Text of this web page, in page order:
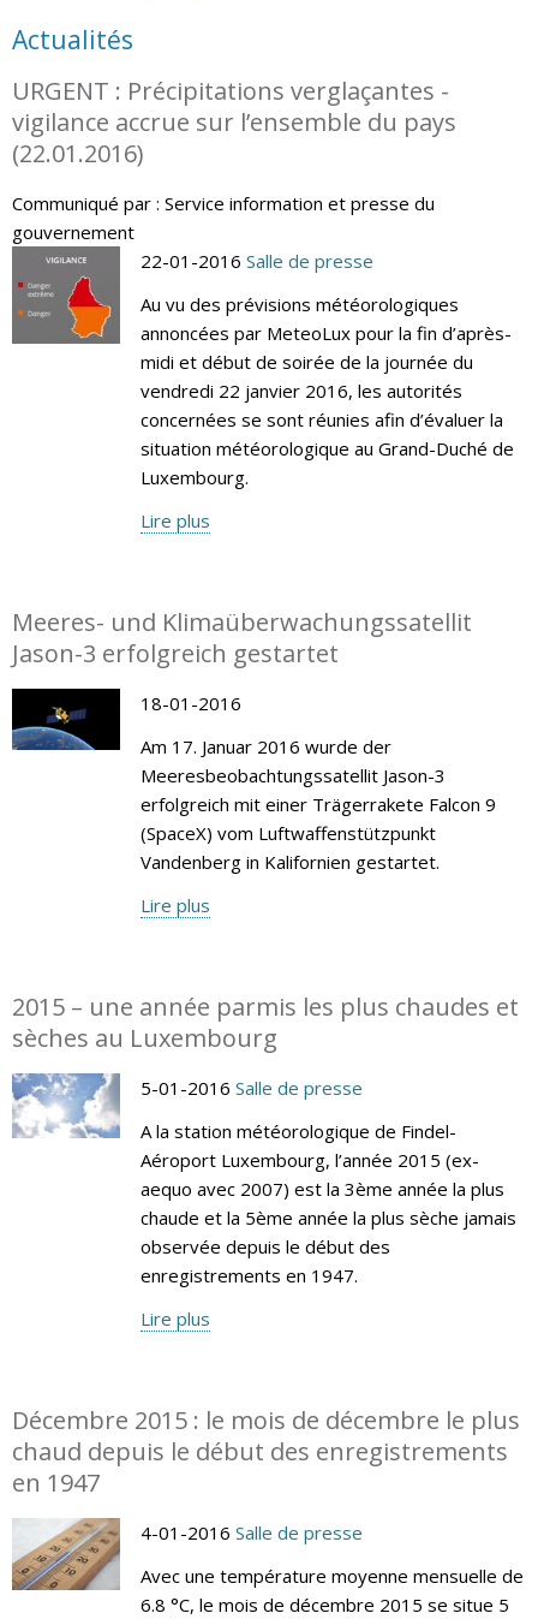
Actualités
URGENT : Précipitations verglaçantes -
vigilance accrue sur l’ensemble du pays
(22.01.2016)
Communiqué par : Service information et presse du
gouvernement
22-01-2016 Salle de presse
Au vu des prévisions météorologiques
annoncées par MeteoLux pour la fin d’après-
midi et début de soirée de la journée du
vendredi 22 janvier 2016, les autorités
concernées se sont réunies afin d’évaluer la
situation météorologique au Grand-Duché de
Luxembourg.
Lire plus
Meeres- und Klimaüberwachungssatellit
Jason-3 erfolgreich gestartet
18-01-2016
Am 17. Januar 2016 wurde der
Meeresbeobachtungssatellit Jason-3
erfolgreich mit einer Trägerrakete Falcon 9
(SpaceX) vom Luftwaffenstützpunkt
Vandenberg in Kalifornien gestartet.
Lire plus
2015 – une année parmis les plus chaudes et
sèches au Luxembourg
5-01-2016 Salle de presse
A la station météorologique de Findel-
Aéroport Luxembourg, l’année 2015 (ex-
aequo avec 2007) est la 3ème année la plus
chaude et la 5ème année la plus sèche jamais
observée depuis le début des
enregistrements en 1947.
Lire plus
Décembre 2015 : le mois de décembre le plus
chaud depuis le début des enregistrements
en 1947
4-01-2016 Salle de presse
Avec une température moyenne mensuelle de
6.8 °C, le mois de décembre 2015 se situe 5